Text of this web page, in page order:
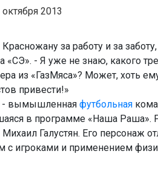
2013
за работу и за
«СЭ». - Я уже не знаю, какого
из «ГазМяса»? Может, хоть
привести!»
- вымышленная футбольная
в программе «Наша Раша».
Михаил Галустян. Его персонаж
с игроками и применением